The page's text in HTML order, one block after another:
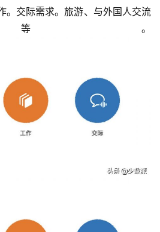
。交际需求。旅游、与外国人交流
。